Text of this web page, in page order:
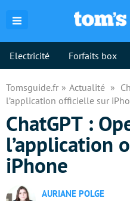
Electricité Forfaits box
Tomsguide.fr Actualité
l’application officielle sur
ChatGPT :
l’application
iPhone
AURIANE POLGE